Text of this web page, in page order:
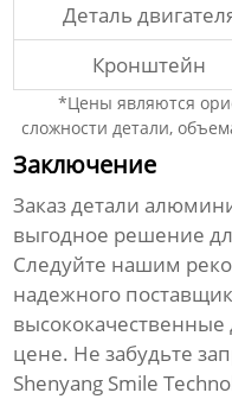
Деталь
Кронштейн
*Цены являются
сложности детали,
Заключение
Заказдетали
выгодное решение
Следуйте нашим
надежного
цене. Не забудьте
Shenyang Smile